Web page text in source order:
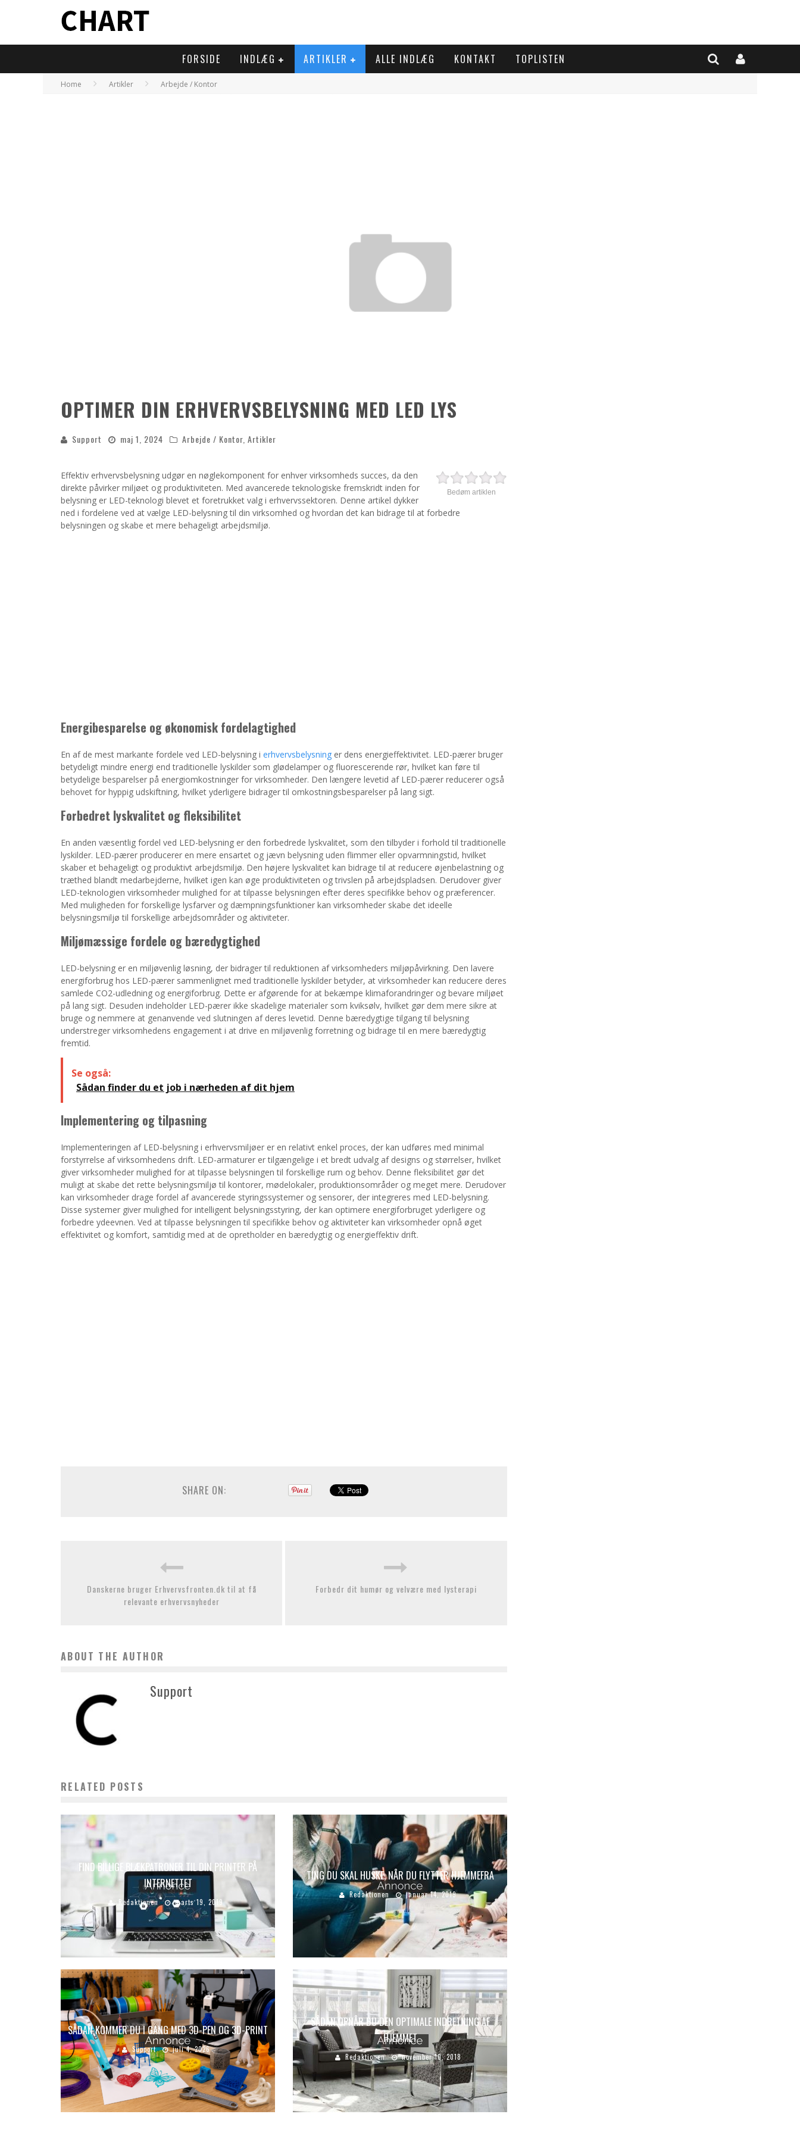
FORSIDE INDLÆG ARTIKLER ALLE INDLÆG KONTAKT TOPLISTEN
Home Artikler Arbejde / Kontor
OPTIMER DIN ERHVERVSBELYSNING MED LED LYS
Support maj 1, 2024 Arbejde / Kontor Artikler
Bedøm artiklen
Effektiv erhvervsbelysning udgør en nøglekomponent for enhver virksomheds succes, da den
direkte påvirker miljøet og produktiviteten. Med avancerede teknologiske fremskridt inden for
belysning er LED-teknologi blevet et foretrukket valg i erhvervssektoren. Denne artikel dykker
ned i fordelene ved at vælge LED-belysning til din virksomhed og hvordan det kan bidrage til at forbedre
belysningen og skabe et mere behageligt arbejdsmiljø.
Energibesparelse og økonomisk fordelagtighed
En af de mest markante fordele ved LED-belysning i erhvervsbelysning er dens energieffektivitet. LED-pærer bruger
betydeligt mindre energi end traditionelle lyskilder som glødelamper og fluorescerende rør, hvilket kan føre til
betydelige besparelser på energiomkostninger for virksomheder. Den længere levetid af LED-pærer reducerer også
behovet for hyppig udskiftning, hvilket yderligere bidrager til omkostningsbesparelser på lang sigt.
Forbedret lyskvalitet og fleksibilitet
En anden væsentlig fordel ved LED-belysning er den forbedrede lyskvalitet, som den tilbyder i forhold til traditionelle
lyskilder. LED-pærer producerer en mere ensartet og jævn belysning uden flimmer eller opvarmningstid, hvilket
skaber et behageligt og produktivt arbejdsmiljø. Den højere lyskvalitet kan bidrage til at reducere øjenbelastning og
træthed blandt medarbejderne, hvilket igen kan øge produktiviteten og trivslen på arbejdspladsen. Derudover giver
LED-teknologien virksomheder mulighed for at tilpasse belysningen efter deres specifikke behov og præferencer.
Med muligheden for forskellige lysfarver og dæmpningsfunktioner kan virksomheder skabe det ideelle
belysningsmiljø til forskellige arbejdsområder og aktiviteter.
Miljømæssige fordele og bæredygtighed
LED-belysning er en miljøvenlig løsning, der bidrager til reduktionen af virksomheders miljøpåvirkning. Den lavere
energiforbrug hos LED-pærer sammenlignet med traditionelle lyskilder betyder, at virksomheder kan reducere deres
samlede CO2-udledning og energiforbrug. Dette er afgørende for at bekæmpe klimaforandringer og bevare miljøet
på lang sigt. Desuden indeholder LED-pærer ikke skadelige materialer som kviksølv, hvilket gør dem mere sikre at
bruge og nemmere at genanvende ved slutningen af deres levetid. Denne bæredygtige tilgang til belysning
understreger virksomhedens engagement i at drive en miljøvenlig forretning og bidrage til en mere bæredygtig
fremtid.
Se også:
Sådan finder du et job i nærheden af dit hjem
Implementering og tilpasning
Implementeringen af LED-belysning i erhvervsmiljøer er en relativt enkel proces, der kan udføres med minimal
forstyrrelse af virksomhedens drift. LED-armaturer er tilgængelige i et bredt udvalg af designs og størrelser, hvilket
giver virksomheder mulighed for at tilpasse belysningen til forskellige rum og behov. Denne fleksibilitet gør det
muligt at skabe det rette belysningsmiljø til kontorer, mødelokaler, produktionsområder og meget mere. Derudover
kan virksomheder drage fordel af avancerede styringssystemer og sensorer, der integreres med LED-belysning.
Disse systemer giver mulighed for intelligent belysningsstyring, der kan optimere energiforbruget yderligere og
forbedre ydeevnen. Ved at tilpasse belysningen til specifikke behov og aktiviteter kan virksomheder opnå øget
effektivitet og komfort, samtidig med at de opretholder en bæredygtig og energieffektiv drift.
SHARE ON:
Danskerne bruger Erhvervsfronten.dk til at få
relevante erhvervsnyheder
Forbedr dit humør og velvære med lysterapi
ABOUT THE AUTHOR
Support
RELATED POSTS
FIND BILLIGE BLÆKPATRONER TIL DIN PRINTER PÅ
INTERNETTET
Redaktionen marts 19, 2019
TING DU SKAL HUSKE, NÅR DU FLYTTER HJEMMEFRA
Redaktionen januar 14, 2019
SÅDAN KOMMER DU I GANG MED 3D-PEN OG 3D-PRINT
Support juli 4, 2026
SÅDAN OPNÅR DU DEN OPTIMALE INDRETNING AF
HJEMMET
Redaktionen november 10, 2018